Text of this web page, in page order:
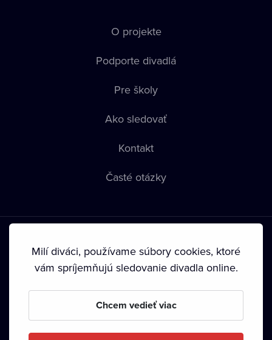
O projekte
Podporte divadlá
Pre školy
Ako sledovať
Kontakt
Časté otázky
používania Cookies• Autorské práva
Milí diváci, používame súbory cookies, ktoré
vám spríjemňujú sledovanie divadla online.
Chcem vedieť viac